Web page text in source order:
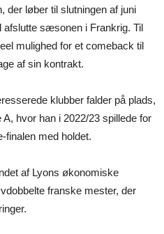
der løber til slutningen af juni
afslutte sæsonen i Frankrig. Til
mulighed for et comeback til
af sin kontrakt.
klubber falder på plads,
hvor han i 2022/23 spillede for
finalen med holdet.
af Lyons økonomiske
franske mester, der